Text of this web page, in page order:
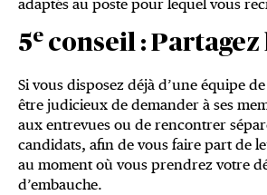
adaptés au poste pour lequel vous
5e conseil : Partagez
Si vous disposez déjà d’une équipe
être judicieux de demander à ses
aux entrevues ou de rencontrer
candidats, afin de vous faire part de
au moment où vous prendrez votre
d’embauche.